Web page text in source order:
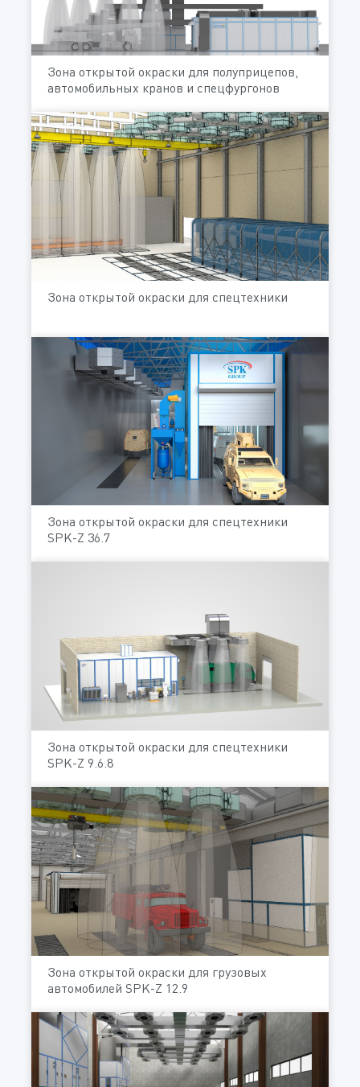
Зона открытой окраски для полуприцепов,
автомобильных кранов и спецфургонов
Зона открытой окраски для спецтехники
Зона открытой окраски для спецтехники
SPK-Z 36.7
Зона открытой окраски для спецтехники
SPK-Z 9.6.8
Зона открытой окраски для грузовых
автомобилей SPK-Z 12.9